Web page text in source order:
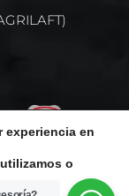
experiencia en
o